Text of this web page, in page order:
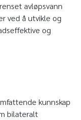
avløpsvann
ved å utvikle og
og
kunnskap
bilateralt